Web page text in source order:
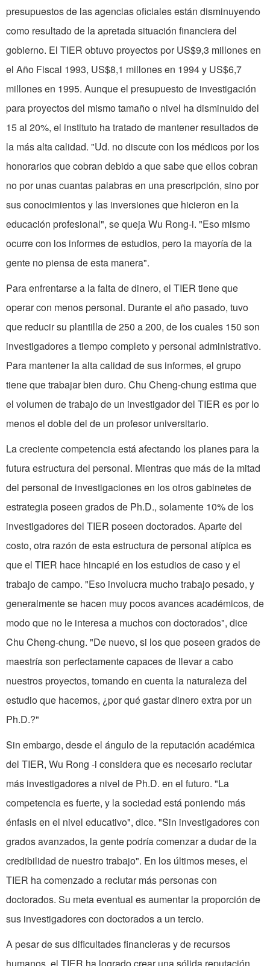
presupuestos de las agencias oficiales están disminu­yendo
como resultado de la apretada situación financiera del
gobierno. El TIER obtuvo proyectos por US$9,3 millones en
el Año Fiscal 1993, US$8,1 millones en 1994 y US$6,7
millones en 1995. Aunque el presupuesto de inves­tigación
para proyectos del mismo tamaño o nivel ha disminuido del
15 al 20%, el instituto ha tratado de mantener re­sultados de
la más alta calidad. "Ud. no discute con los médicos por los
honorarios que cobran debido a que sabe que ellos cobran
no por unas cuantas palabras en una prescripción, sino por
sus conocimientos y las inversiones que hicieron en la
educación profe­sional", se queja Wu Rong-i. "Eso mismo
ocu­rre con los informes de estudios, pero la mayoría de la
gente no piensa de esta manera".
Para enfrentarse a la falta de dinero, el TIER tiene que
operar con me­nos personal. Durante el año pasado, tuvo
que reducir su plantilla de 250 a 200, de los cuales 150 son
investigadores a tiempo completo y personal administrativo.
Para mantener la alta calidad de sus informes, el grupo
tiene que trabajar bien duro. Chu Cheng-chung estima que
el volumen de trabajo de un investigador del TIER es por lo
menos el doble del de un profesor universitario.
La creciente competencia está afec­tando los planes para la
futura estructura del personal. Mientras que más de la mitad
del personal de investigaciones en los otros gabinetes de
estrategia poseen grados de Ph.D., solamente 10% de los
investigadores del TIER poseen doctorados. Aparte del
costo, otra razón de esta estructura de personal atípica es
que el TIER hace hincapié en los estudios de caso y el
trabajo de campo. "Eso involucra mucho trabajo pesado, y
generalmente se hacen muy pocos avances académicos, de
modo que no le interesa a muchos con doctorados", dice
Chu Cheng-chung. "De nuevo, si los que poseen grados de
maestría son perfec­tamente capaces de llevar a cabo
nuestros proyectos, tomando en cuenta la naturaleza del
estudio que hacemos, ¿por qué gastar dinero extra por un
Ph.D.?"
Sin embargo, desde el ángulo de la reputación académica
del TIER, Wu Rong­ -i considera que es necesario reclutar
más investigadores a nivel de Ph.D. en el futuro. "La
competencia es fuerte, y la sociedad está poniendo más
énfasis en el nivel educativo", dice. "Sin investigadores con
grados avanzados, la gente podría comenzar a dudar de la
credibilidad de nuestro trabajo". En los últimos meses, el
TIER ha comenzado a reclutar más personas con
doctorados. Su meta eventual es aumentar la proporción de
sus investigadores con doctorados a un tercio.
A pesar de sus dificultades finan­cieras y de recursos